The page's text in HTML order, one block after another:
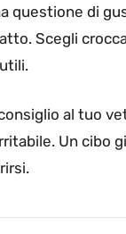
questione di
Scegli
al tuo
Un cibo